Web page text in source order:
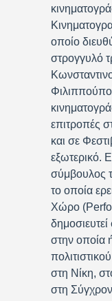
οποίο
στρογγυλό
επιτροπές
και σε
εξωτερικό.
σύμβουλος
το οποία
Χώρο
στην οποία
στη Νίκη,
στη